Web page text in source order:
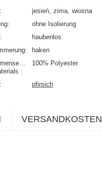
jesień zima wiosna
ohne Isolierung
haubenlos
haken
100% Polyester
pfirsich
VERSANDKOSTEN